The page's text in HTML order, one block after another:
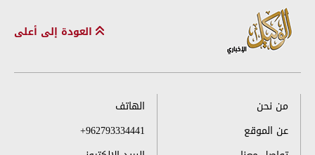
العودة إلى أعلى
من نحن
عن الموقع
الهاتف
+962793334441